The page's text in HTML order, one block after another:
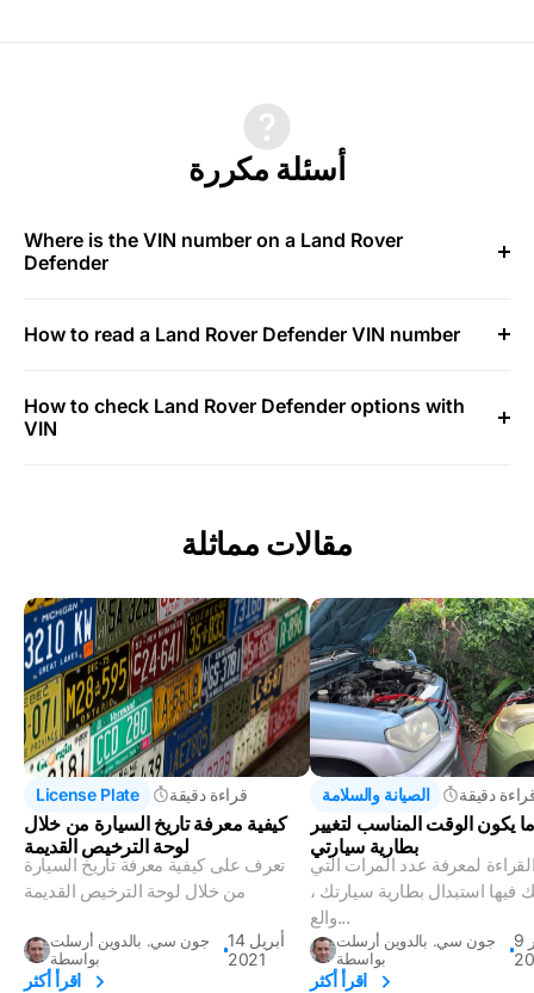
أسئلة مكررة
Where is the VIN number on a Land Rover
Defender
How to read a Land Rover Defender VIN number
How to check Land Rover Defender options with
VIN
مقالات مماثلة
License Plate قراءة دقيقة
كيفية معرفة تاريخ السيارة من خلال
لوحة الترخيص القديمة
تعرف على كيفية معرفة تاريخ السيارة
من خلال لوحة الترخيص القديمة
جون سي. بالدوين أرسلت
بواسطة
14 أبريل
2021
اقرأ أكثر
الصيانة والسلامة دقيقة
يكون الوقت المناسب لتغيير
بطارية سيارتي
القراءة لمعرفة عدد المرات التي
فيها استبدال بطارية سيارتك ،
والع...
جون سي. بالدوين أرسلت
بواسطة
9 أكتوبر
اقرأ أكثر